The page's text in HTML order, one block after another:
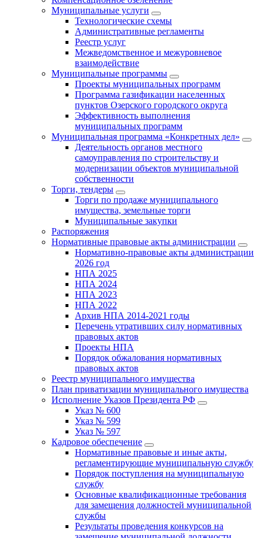
Муниципальные услуги
Технологические схемы
Административные регламенты
Реестр услуг
Межведомственное и межуровневое
взаимодействие
Муниципальные программы
Проекты муниципальных программ
Программа газификации населенных
пунктов Озерского городского округа
Эффективность выполнения
муниципальных программ
Муниципальная программа «Конкретных дел»
Деятельность органов местного
самоуправления по строительству и
модернизации объектов муниципальной
собственности
Торги, тендеры
Торги по продаже муниципального
имущества, земельные торги
Муниципальные закупки
Распоряжения
Нормативные правовые акты администрации
Нормативно-правовые акты администрации
2026 год
НПА 2025
НПА 2024
НПА 2023
НПА 2022
Архив НПА 2014-2021 годы
Перечень утративших силу нормативных
правовых актов
Проекты НПА
Порядок обжалования нормативных
правовых актов
Реестр муниципального имущества
План приватизации муниципального имущества
Исполнение Указов Президента РФ
Указ № 600
Указ № 599
Указ № 597
Кадровое обеспечение
Нормативные правовые и иные акты,
регламентирующие муниципальную службу
Порядок поступления на муниципальную
службу
Основные квалификационные требования
для замещения должностей муниципальной
службы
Результаты проведения конкурсов на